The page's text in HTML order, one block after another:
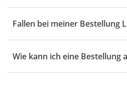
Fallen bei meiner Bestellung
Wie kann ich eine Bestellung